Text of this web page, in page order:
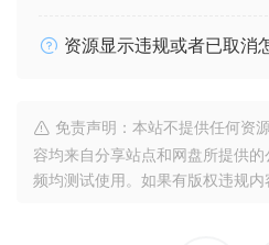
资源显示违规或者已取消
免责声明：本站不提供任何资
容均来自分享站点和网盘所提供
频均测试使用。如果有版权违规内